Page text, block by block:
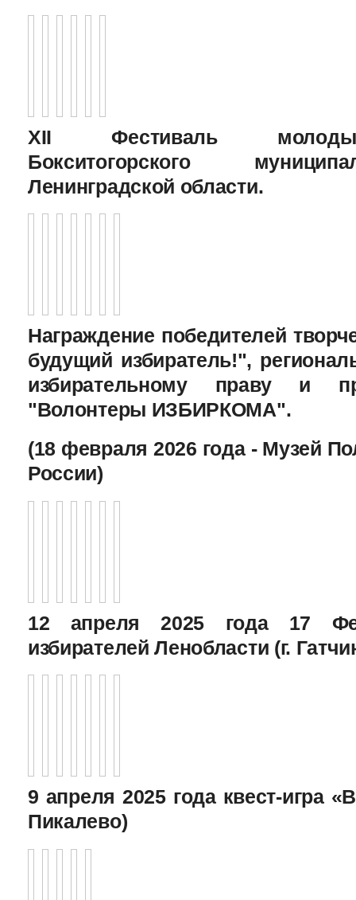
XII Фестиваль
Бокситогорского
Ленинградской области.
Награждение победителей
будущий избиратель!",
избирательному праву и
"Волонтеры ИЗБИРКОМА".
(18 февраля 2026 года - Музей
России)
12 апреля 2025 года 17
избирателей Ленобласти (г.
9 апреля 2025 года квест-игра
Пикалево)